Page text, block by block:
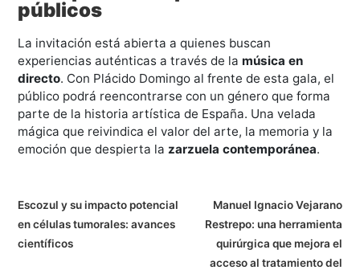
públicos
La invitación está abierta a quienes buscan
experiencias auténticas a través de la música en
directo. Con Plácido Domingo al frente de esta gala, el
público podrá reencontrarse con un género que forma
parte de la historia artística de España. Una velada
mágica que reivindica el valor del arte, la memoria y la
emoción que despierta la zarzuela contemporánea.
N
a
Escozul y su impacto potencial
en células tumorales: avances
científicos
Manuel Ignacio Vejarano
Restrepo: una herramienta
quirúrgica que mejora el
acceso al tratamiento del